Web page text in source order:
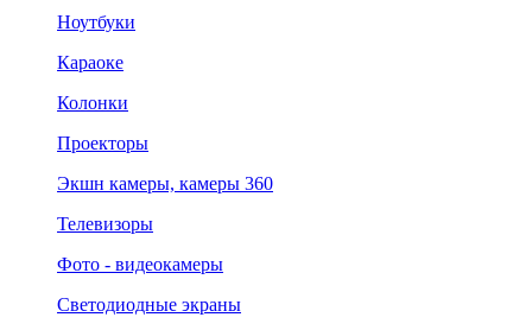
Ноутбуки
Караоке
Колонки
Проекторы
Экшн камеры, камеры 360
Телевизоры
Фото - видеокамеры
Светодиодные экраны